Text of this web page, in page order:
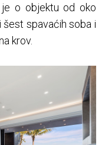
o objektu od oko
šest spavaćih soba i
krov.